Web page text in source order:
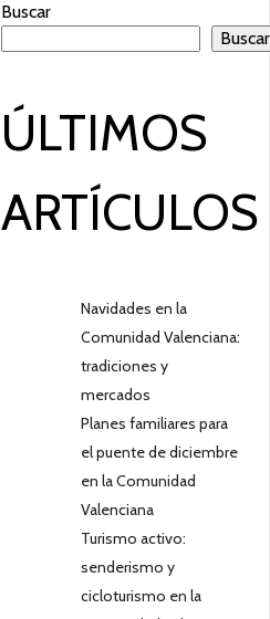
Buscar
Buscar
ÚLTIMOS
ARTÍCULOS
Navidades en la
Comunidad Valenciana:
tradiciones y
mercados
Planes familiares para
el puente de diciembre
en la Comunidad
Valenciana
Turismo activo:
senderismo y
cicloturismo en la